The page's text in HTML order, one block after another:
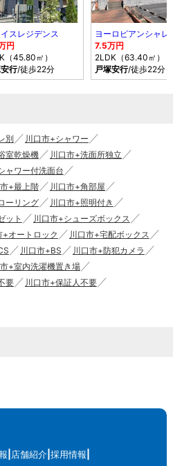
スレジデンス
円
（45.80㎡）
行/徒歩22分
7.5万円
2LDK（63.40㎡）
戸塚安行/徒歩22分
別
川口市+シャワー
室乾燥機
川口市+洗面所独立
ャワー付洗面台
+最上階
川口市+角部屋
ーリング
川口市+照明付き
ット
川口市+シューズボックス
+オートロック
川口市+宅配ボックス
川口市+BS
川口市+防犯カメラ
+室内洗濯機置き場
要
川口市+保証人不要
店舗紹介 採用情報